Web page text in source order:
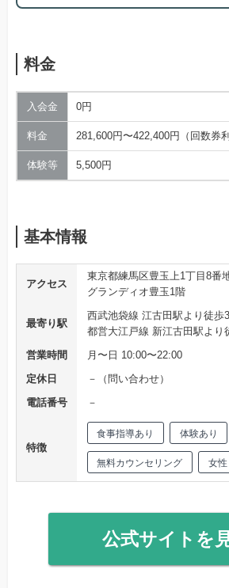
料金
入会金 0円
料金 281,600円〜422,400円（回数券
体験等 5,500円
基本情報
アクセス
東京都練馬区豊玉上1丁目8番
グランディオ豊玉1階
最寄り駅
西武池袋線 江古田駅より徒歩
都営大江戸線 新江古田駅より
営業時間
月〜日 10:00〜22:00
定休日
－（問い合わせ）
電話番号
－
特徴
食事指導あり 体験あり
無料カウンセリング 女性
公式サイトを